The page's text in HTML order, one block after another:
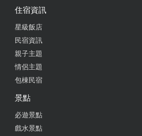
氣熱情。
住宿資訊
星級飯店
民宿資訊
親子主題
情侶主題
包棟民宿
景點
必遊景點
戲水景點